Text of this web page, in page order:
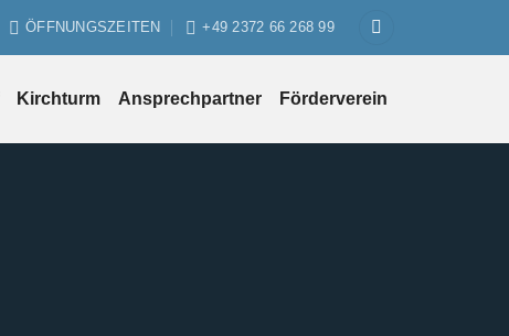
ÖFFNUNGSZEITEN +49 2372 66 268 99
Kirchturm Ansprechpartner Förderverein